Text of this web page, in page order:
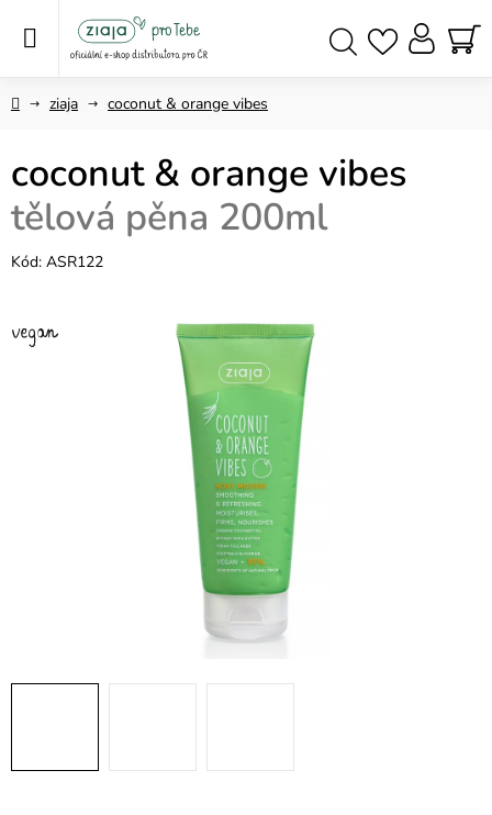
Domůziaja coconut & orange vibes
coconut & orange vibes
tělová pěna 200ml
Kód: ASR122